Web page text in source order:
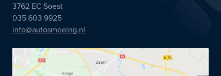
3762 EC Soest
035 603 9925
info@autosmeeing.nl